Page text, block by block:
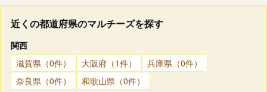
近くの都道府県のマルチーズを探す
関西
滋賀県（0件）
大阪府（1件）
兵庫県（0件）
奈良県（0件）
和歌山県（0件）